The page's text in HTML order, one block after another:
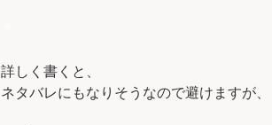
詳しく書くと、
ネタバレにもなりそうなので避けますが、